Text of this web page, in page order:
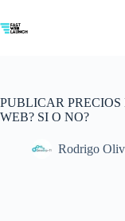
al
contenido
PUBLICAR PRECIOS
WEB? SI O NO?
Rodrigo